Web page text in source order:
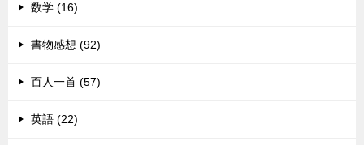
数学 (16)
書物感想 (92)
百人一首 (57)
英語 (22)